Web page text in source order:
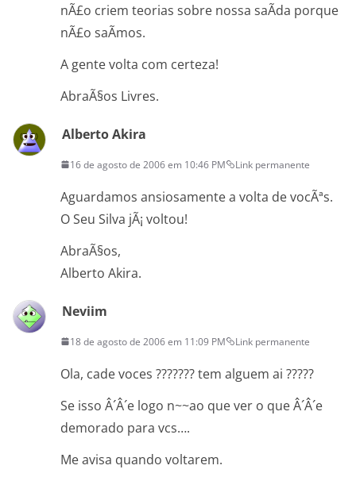
nÃ£o criem teorias sobre nossa saÃ­da porque
nÃ£o saÃ­mos.
A gente volta com certeza!
AbraÃ§os Livres.
Alberto Akira
16 de agosto de 2006 em 10:46 PM Link permanente
Aguardamos ansiosamente a volta de vocÃªs.
O Seu Silva jÃ¡ voltou!
AbraÃ§os,
Alberto Akira.
Neviim
18 de agosto de 2006 em 11:09 PM Link permanente
Ola, cade voces ??????? tem alguem ai ?????
Se isso Â´Â´e logo n~~ao que ver o que Â´Â´e
demorado para vcs….
Me avisa quando voltarem.